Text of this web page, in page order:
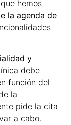
hemos
la agenda de
y
debe
función del
la
pide la cita
a cabo.